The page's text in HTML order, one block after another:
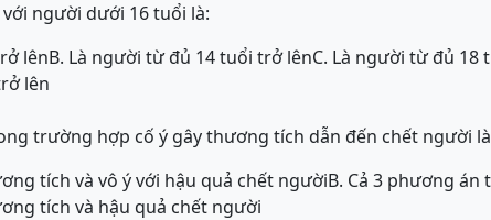
người dưới 16 tuổi là:
lênB. Là người từ đủ 14 tuổi trở lênC. Là người từ đủ 18
lên
trường hợp cố ý gây thương tích dẫn đến chết người
tích và vô ý với hậu quả chết ngườiB. Cả 3 phương án
tích và hậu quả chết người